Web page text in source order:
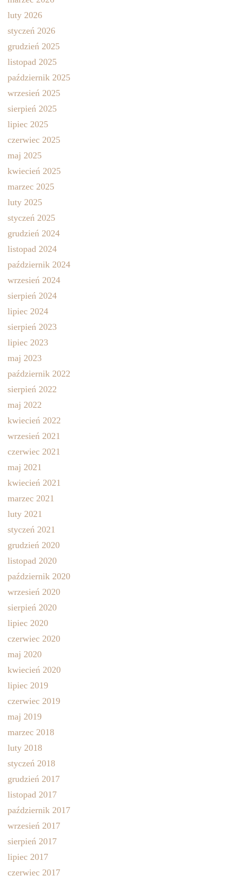
luty 2026
styczeń 2026
grudzień 2025
listopad 2025
październik 2025
wrzesień 2025
sierpień 2025
lipiec 2025
czerwiec 2025
maj 2025
kwiecień 2025
marzec 2025
luty 2025
styczeń 2025
grudzień 2024
listopad 2024
październik 2024
wrzesień 2024
sierpień 2024
lipiec 2024
sierpień 2023
lipiec 2023
maj 2023
październik 2022
sierpień 2022
maj 2022
kwiecień 2022
wrzesień 2021
czerwiec 2021
maj 2021
kwiecień 2021
marzec 2021
luty 2021
styczeń 2021
grudzień 2020
listopad 2020
październik 2020
wrzesień 2020
sierpień 2020
lipiec 2020
czerwiec 2020
maj 2020
kwiecień 2020
lipiec 2019
czerwiec 2019
maj 2019
marzec 2018
luty 2018
styczeń 2018
grudzień 2017
listopad 2017
październik 2017
wrzesień 2017
sierpień 2017
lipiec 2017
czerwiec 2017